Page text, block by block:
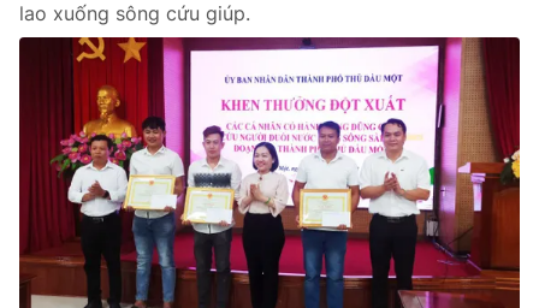
lao xuống sông cứu giúp.